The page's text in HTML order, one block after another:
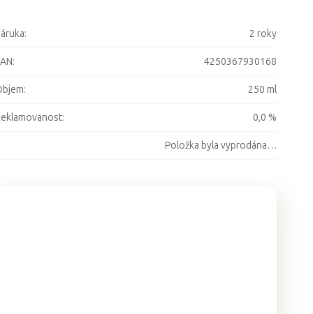
: 2 roky
: 4250367930168
: 250 ml
: 0,0 %
Položka byla vyprodána…